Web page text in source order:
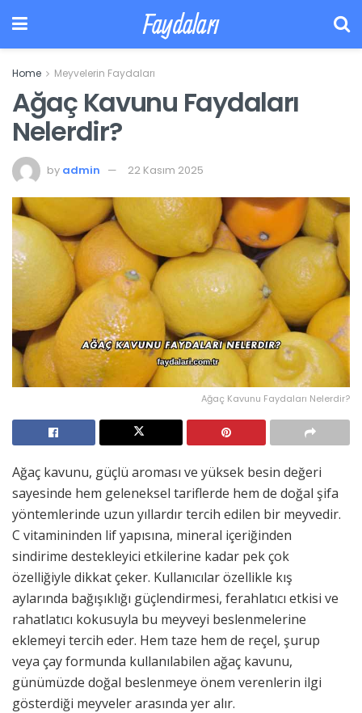
Faydaları
Home Meyvelerin Faydaları
Ağaç Kavunu Faydaları
Nelerdir?
by admin 22 Kasım 2025
Ağaç Kavunu Faydaları Nelerdir?
Ağaç kavunu, güçlü aroması ve yüksek besin değeri
sayesinde hem geleneksel tariflerde hem de doğal şifa
yöntemlerinde uzun yıllardır tercih edilen bir meyvedir.
C vitamininden lif yapısına, mineral içeriğinden
sindirime destekleyici etkilerine kadar pek çok
özelliğiyle dikkat çeker. Kullanıcılar özellikle kış
aylarında bağışıklığı güçlendirmesi, ferahlatıcı etkisi ve
rahatlatıcı kokusuyla bu meyveyi beslenmelerine
eklemeyi tercih eder. Hem taze hem de reçel, şurup
veya çay formunda kullanılabilen ağaç kavunu,
günümüzde doğal beslenmeye önem verenlerin ilgi
gösterdiği meyveler arasında yer alır.